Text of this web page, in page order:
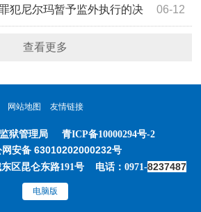
06-12
犯尼尔玛暂予监外执行的决
查看更多
网站地图 友情链接
狱管理局 青ICP备10000294号-2
网安备 63010202000232号
区昆仑东路191号 电话：0971-8237487
电脑版